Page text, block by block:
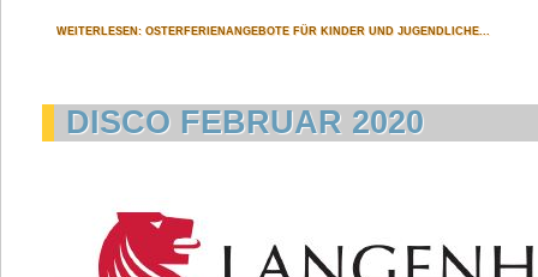
WEITERLESEN: OSTERFERIENANGEBOTE FÜR KINDER UND JUGENDLICHE...
DISCO FEBRUAR 2020